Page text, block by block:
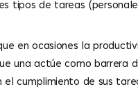
tipos de tareas
en ocasiones la
una actúe como
cumplimiento de sus